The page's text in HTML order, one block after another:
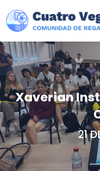
Skip
to
main
navigation
Xaverian
21